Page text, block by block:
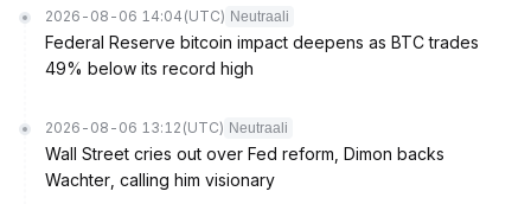
2026-08-06 14:04 (UTC) Neutraali
Federal Reserve bitcoin impact deepens as BTC trades
49% below its record high
2026-08-06 13:12 (UTC) Neutraali
Wall Street cries out over Fed reform, Dimon backs
Wachter, calling him visionary